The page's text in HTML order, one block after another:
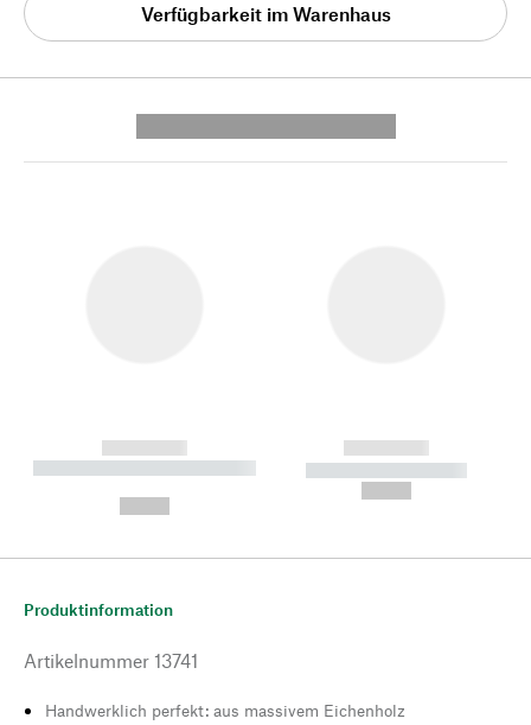
Verfügbarkeit im Warenhaus
------------
----------- ----------- --------
------------
----------- -----------
Produktinformation
Artikelnummer 13741
Handwerklich perfekt: aus massivem Eichenholz